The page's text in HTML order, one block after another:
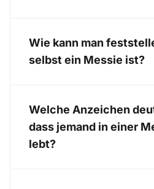
Wie kann man
selbst ein Messie ist?
Welche Anzeichen
dass jemand in einer
lebt?